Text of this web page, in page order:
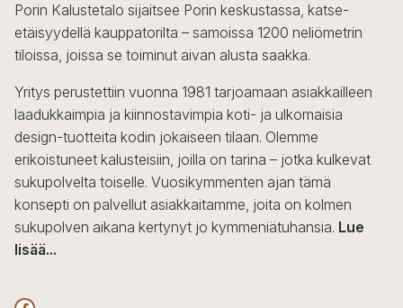
tehdä
valinnat
tuotteen
sivulla.
Porin Kalustetalo sijaitsee Porin keskustassa, katse-
etäisyydellä kauppatorilta – samoissa 1200 neliömetrin
tiloissa, joissa se toiminut aivan alusta saakka.
Yritys perustettiin vuonna 1981 tarjoamaan asiakkailleen
laadukkaimpia ja kiinnostavimpia koti- ja ulkomaisia
design-tuotteita kodin jokaiseen tilaan. Olemme
erikoistuneet kalusteisiin, joilla on tarina – jotka kulkevat
sukupolvelta toiselle. Vuosikymmenten ajan tämä
konsepti on palvellut asiakkaitamme, joita on kolmen
sukupolven aikana kertynyt jo kymmeniätuhansia. Lue
lisää...